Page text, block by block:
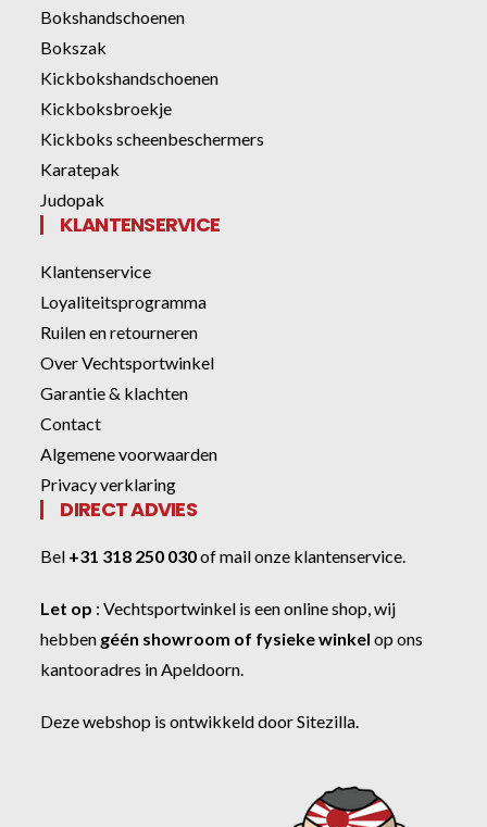
Bokshandschoenen
Bokszak
Kickbokshandschoenen
Kickboksbroekje
Kickboks scheenbeschermers
Karatepak
Judopak
KLANTENSERVICE
Klantenservice
Loyaliteitsprogramma
Ruilen en retourneren
Over Vechtsportwinkel
Garantie & klachten
Contact
Algemene voorwaarden
Privacy verklaring
DIRECT ADVIES
Bel +31 318 250 030ofmail onze klantenservice.
Let op :Vechtsportwinkel is een online shop, wij
hebben géén showroom of fysieke winkel op ons
kantooradres in Apeldoorn.
Deze webshop is ontwikkeld doorSitezilla.